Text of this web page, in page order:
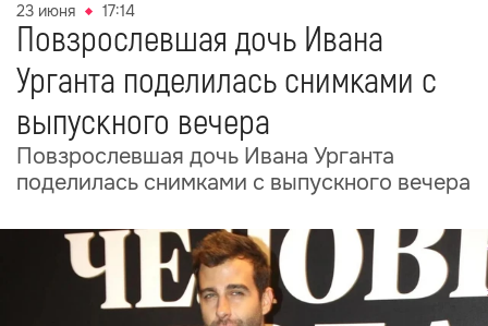
23 июня 17:14
Повзрослевшая дочь Ивана
Урганта поделилась снимками с
выпускного вечера
Повзрослевшая дочь Ивана Урганта
поделилась снимками с выпускного вечера